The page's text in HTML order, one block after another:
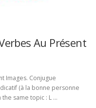
Au Présent
Images. Conjugue
(à la bonne personne
same topic : L …